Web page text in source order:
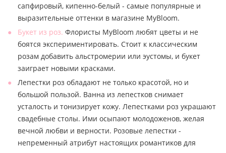
сапфировый, кипенно-белый - самые популярные и
выразительные оттенки в магазине MyBloom.
Букет из роз. Флористы MyBloom любят цветы и не
боятся экспериментировать. Стоит к классическим
розам добавить альстромерии или эустомы, и букет
заиграет новыми красками.
Лепестки роз обладают не только красотой, но и
большой пользой. Ванна из лепестков снимает
усталость и тонизирует кожу. Лепестками роз украшают
свадебные столы. Ими осыпают молодоженов, желая
вечной любви и верности. Розовые лепестки -
непременный атрибут настоящих романтиков для